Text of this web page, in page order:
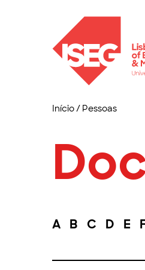
Início/ Pessoas
A B C D E